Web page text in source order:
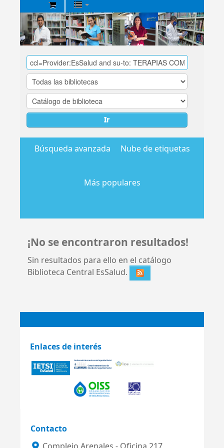
Biblioteca
Central
EsSalud
Ir
Búsqueda avanzada Nube de etiquetas
Más populares
¡No se encontraron resultados!
Sin resultados para ello en el catálogo
Biblioteca Central EsSalud.
Enlaces de interés
Contacto